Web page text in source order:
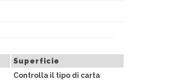
Superficie
Controlla il tipo di carta